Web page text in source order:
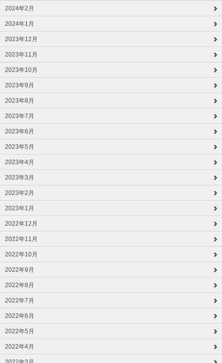
2024年2月
2024年1月
2023年12月
2023年11月
2023年10月
2023年9月
2023年8月
2023年7月
2023年6月
2023年5月
2023年4月
2023年3月
2023年2月
2023年1月
2022年12月
2022年11月
2022年10月
2022年9月
2022年8月
2022年7月
2022年6月
2022年5月
2022年4月